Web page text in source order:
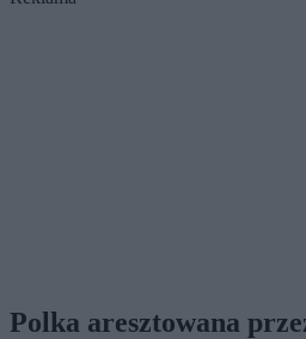
Polka aresztowana